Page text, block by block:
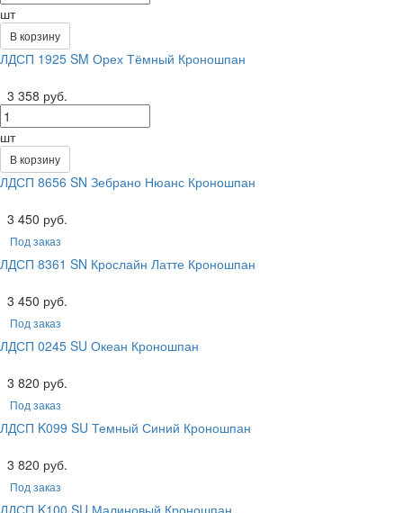
шт
В корзину
ЛДСП 1925 SM Орех Тёмный Кроношпан
3 358 руб.
шт
В корзину
ЛДСП 8656 SN Зебрано Нюанс Кроношпан
3 450 руб.
Под заказ
ЛДСП 8361 SN Крослайн Латте Кроношпан
3 450 руб.
Под заказ
ЛДСП 0245 SU Океан Кроношпан
3 820 руб.
Под заказ
ЛДСП K099 SU Темный Синий Кроношпан
3 820 руб.
Под заказ